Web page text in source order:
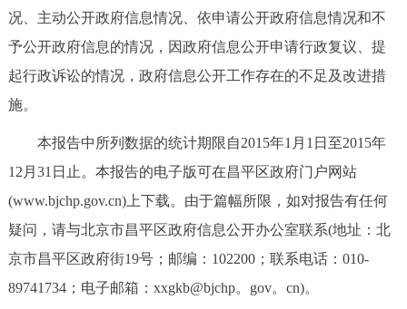
决策公开 专题公开
政务服务
便民服务 利企服务 投资项目
中介服务 阳光政务
政民互动
我要咨询
况、主动公开政府信息情况、依申请公开政府信息情况和不
予公开政府信息的情况，因政府信息公开申请行政复议、提
起行政诉讼的情况，政府信息公开工作存在的不足及改进措
施。
本报告中所列数据的统计期限自2015年1月1日至2015年
12月31日止。本报告的电子版可在昌平区政府门户网站
(www.bjchp.gov.cn)上下载。由于篇幅所限，如对报告有任何
疑问，请与北京市昌平区政府信息公开办公室联系(地址：北
京市昌平区政府街19号；邮编：102200；联系电话：010-
89741734；电子邮箱：xxgkb@bjchp。gov。cn)。